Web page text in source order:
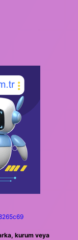
kurum veya